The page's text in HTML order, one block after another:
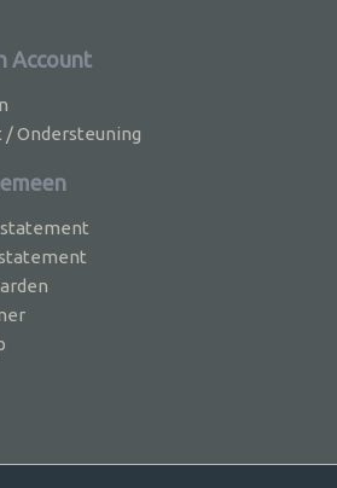
Account
/ Ondersteuning
statement